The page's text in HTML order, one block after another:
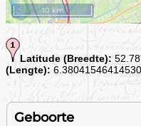
10 km
Latitude (Breedte):
(Lengte):
Geboorte